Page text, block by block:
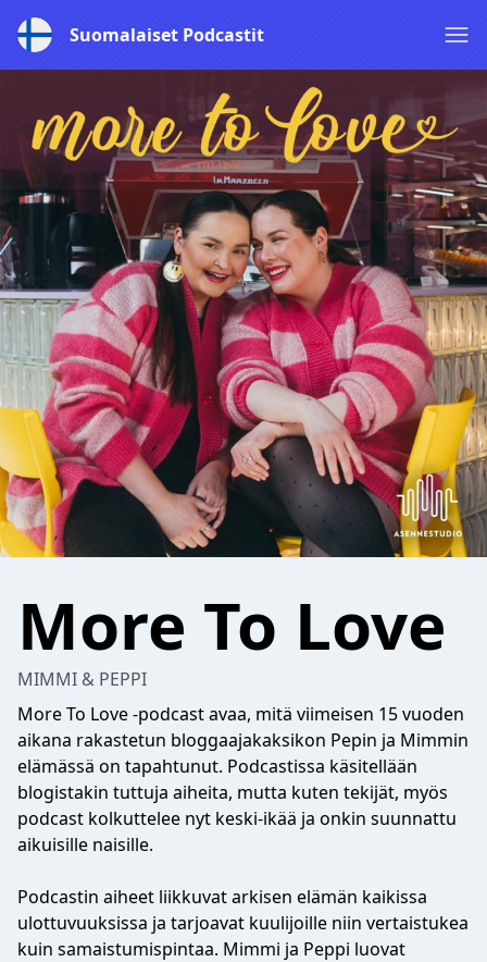
Suomalaiset Podcastit
More To Love
MIMMI & PEPPI
More To Love -podcast avaa, mitä viimeisen 15 vuoden
aikana rakastetun bloggaajakaksikon Pepin ja Mimmin
elämässä on tapahtunut. Podcastissa käsitellään
blogistakin tuttuja aiheita, mutta kuten tekijät, myös
podcast kolkuttelee nyt keski-ikää ja onkin suunnattu
aikuisille naisille.
Podcastin aiheet liikkuvat arkisen elämän kaikissa
ulottuvuuksissa ja tarjoavat kuulijoille niin vertaistukea
kuin samaistumispintaa. Mimmi ja Peppi luovat